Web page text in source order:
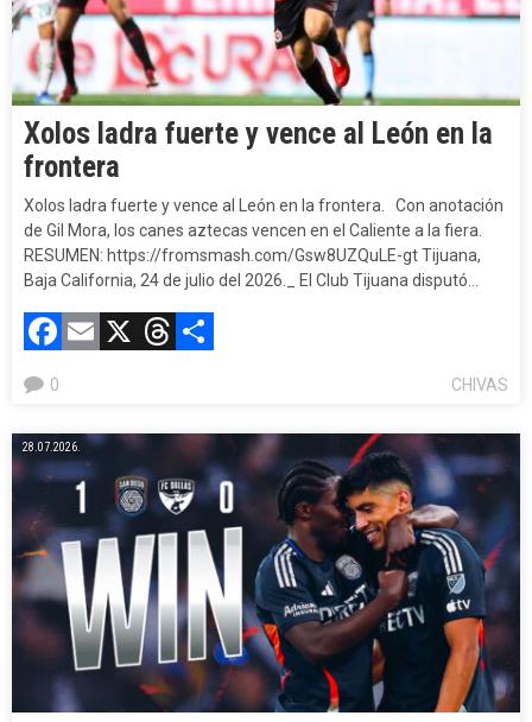
Xolos ladra fuerte y vence al León en la
frontera
Xolos ladra fuerte y vence al León en la frontera. Con anotación
de Gil Mora, los canes aztecas vencen en el Caliente a la fiera.
RESUMEN: https://fromsmash.com/Gsw8UZQuLE-gt Tijuana,
Baja California, 24 de julio del 2026._ El Club Tijuana disputó…
Facebook
Email
X Threads
CHIVAS
0
28.07.2026.